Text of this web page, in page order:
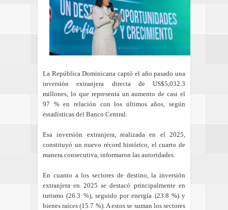
La República Dominicana captó el año pasado una
inversión extranjera directa de US$5,032.3
millones, lo que representa un aumento de casi el
97 % en relación con los últimos años, según
estadísticas del Banco Central.
Esa inversión extranjera, realizada en el 2025,
constituyó un nuevo récord histórico, el cuarto de
manera consecutiva, informaron las autoridades.
En cuanto a los sectores de destino, la inversión
extranjera en 2025 se destacó principalmente en
turismo (26.3 %), seguido por energía (23.8 %) y
bienes raíces (15.7 %). A estos se suman los sectores